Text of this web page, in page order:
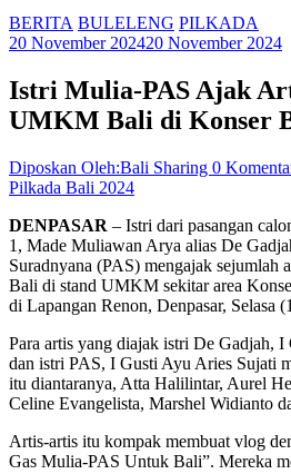
BERITA BULELENG PILKADA
20 November 202420 November 2024
Istri Mulia-PAS Ajak
UMKM Bali di Konser
Diposkan Oleh:Bali Sharing 0
Pilkada Bali 2024
DENPASAR – Istri dari pasangan
1, Made Muliawan Arya alias De
Suradnyana (PAS) mengajak sejumlah
Bali di stand UMKM sekitar area
di Lapangan Renon, Denpasar, Selasa
Para artis yang diajak istri De Gadjah,
dan istri PAS, I Gusti Ayu Aries Sujati
itu diantaranya, Atta Halilintar, Aurel
Celine Evangelista, Marshel Widianto
Artis-artis itu kompak membuat vlog
Gas Mulia-PAS Untuk Bali”. Mereka